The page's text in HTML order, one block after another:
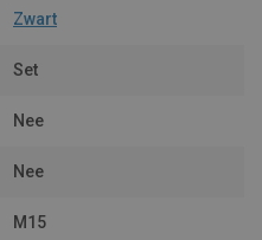
Zwart
Set
Nee
Nee
M15